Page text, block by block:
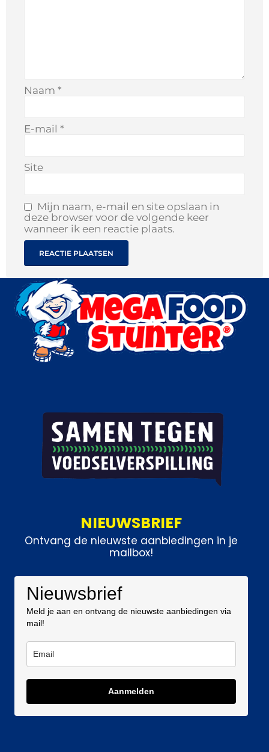
Naam *
E-mail *
Site
Mijn naam, e-mail en site opslaan in
deze browser voor de volgende keer
wanneer ik een reactie plaats.
NIEUWSBRIEF
Ontvang de nieuwste aanbiedingen in je
mailbox!
Nieuwsbrief
Meld je aan en ontvang de nieuwste aanbiedingen via
mail!
Aanmelden